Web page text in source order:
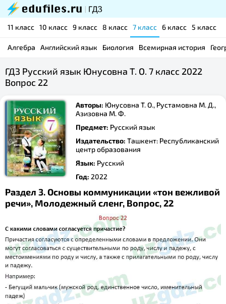
11 класс 10 класс 9 класс 8 класс 7 класс 6 класс 5 класс
Алгебра Английский язык Биология Всемирная история
ГДЗ Русский язык Юнусовна Т. О. 7 класс 2022
Вопрос 22
Авторы: Юнусовна Т. О., Рустамовна М. Д.,
Азизовна М. Ф.
Предмет: Русский язык
Издательство: Ташкент: Республиканский
центр образования
Язык: Русский
Год: 2022
Раздел 3. Основы коммуникации «тон вежливой
речи», Молодежный сленг, Вопрос, 22